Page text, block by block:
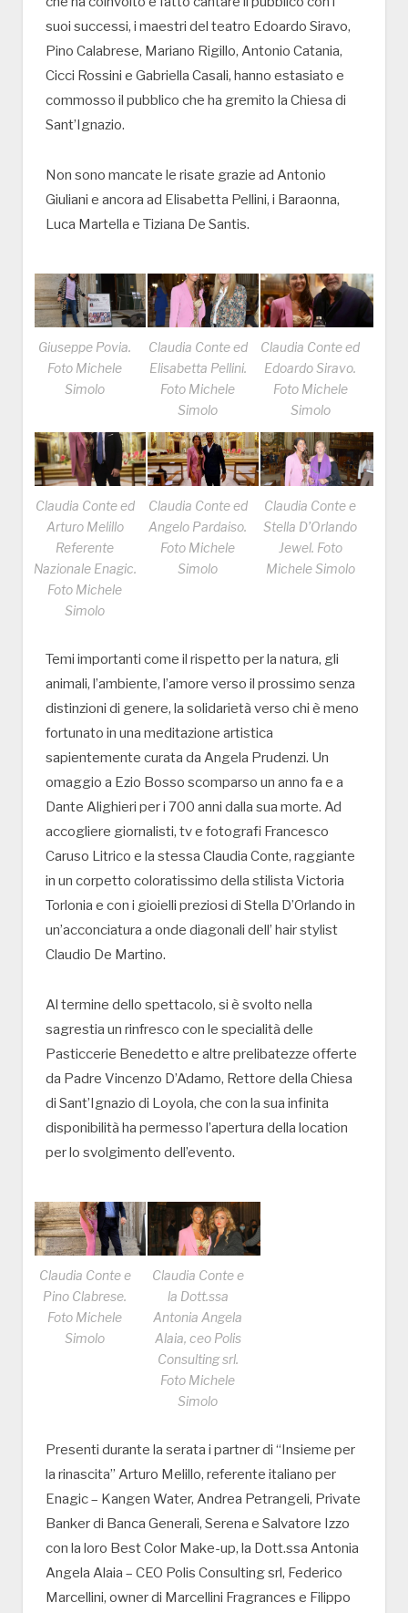
suoi successi, i maestri del teatro Edoardo Siravo,
Pino Calabrese, Mariano Rigillo, Antonio Catania,
Cicci Rossini e Gabriella Casali, hanno estasiato e
commosso il pubblico che ha gremito la Chiesa di
Sant’Ignazio.
Non sono mancate le risate grazie ad Antonio
Giuliani e ancora ad Elisabetta Pellini, i Baraonna,
Luca Martella e Tiziana De Santis.
Giuseppe Povia.
Foto Michele
Simolo
Claudia Conte ed
Elisabetta Pellini.
Foto Michele
Simolo
Claudia Conte ed
Edoardo Siravo.
Foto Michele
Simolo
Claudia Conte ed
Arturo Melillo
Referente
Nazionale Enagic.
Foto Michele
Simolo
Claudia Conte ed
Angelo Pardaiso.
Foto Michele
Simolo
Claudia Conte e
Stella D’Orlando
Jewel. Foto
Michele Simolo
Temi importanti come il rispetto per la natura, gli
animali, l’ambiente, l’amore verso il prossimo senza
distinzioni di genere, la solidarietà verso chi è meno
fortunato in una meditazione artistica
sapientemente curata da Angela Prudenzi. Un
omaggio a Ezio Bosso scomparso un anno fa e a
Dante Alighieri per i 700 anni dalla sua morte. Ad
accogliere giornalisti, tv e fotografi Francesco
Caruso Litrico e la stessa Claudia Conte, raggiante
in un corpetto coloratissimo della stilista Victoria
Torlonia e con i gioielli preziosi di Stella D’Orlando in
un’acconciatura a onde diagonali dell’ hair stylist
Claudio De Martino.
Al termine dello spettacolo, si è svolto nella
sagrestia un rinfresco con le specialità delle
Pasticcerie Benedetto e altre prelibatezze offerte
da Padre Vincenzo D’Adamo, Rettore della Chiesa
di Sant’Ignazio di Loyola, che con la sua infinita
disponibilità ha permesso l’apertura della location
per lo svolgimento dell’evento.
Claudia Conte e
Pino Clabrese.
Foto Michele
Simolo
Claudia Conte e
la Dott.ssa
Antonia Angela
Alaia, ceo Polis
Consulting srl.
Foto Michele
Simolo
Presenti durante la serata i partner di “Insieme per
la rinascita” Arturo Melillo, referente italiano per
Enagic – Kangen Water, Andrea Petrangeli, Private
Banker di Banca Generali, Serena e Salvatore Izzo
con la loro Best Color Make-up, la Dott.ssa Antonia
Angela Alaia – CEO Polis Consulting srl, Federico
Marcellini, owner di Marcellini Fragrances e Filippo